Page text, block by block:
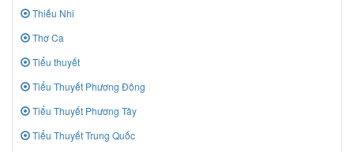
Thiếu Nhi
Thơ Ca
Tiểu thuyết
Tiểu Thuyết Phương Đông
Tiểu Thuyết Phương Tây
Tiểu Thuyết Trung Quốc